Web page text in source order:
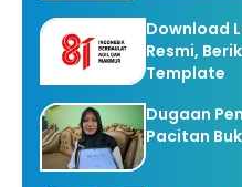
Download
Resmi,
Template
Dugaan
Pacitan